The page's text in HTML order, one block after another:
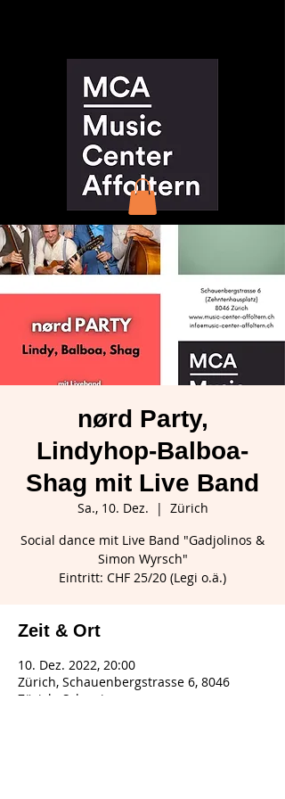
nørd Party,
Lindyhop-Balboa-
Shag mit Live Band
Sa., 10. Dez.
  |
Zürich
Social dance mit Live Band "Gadjolinos &
Simon Wyrsch"
Eintritt: CHF 25/20 (Legi o.ä.)
Zeit & Ort
10. Dez. 2022, 20:00
Zürich, Schauenbergstrasse 6, 8046
Zürich, Schweiz